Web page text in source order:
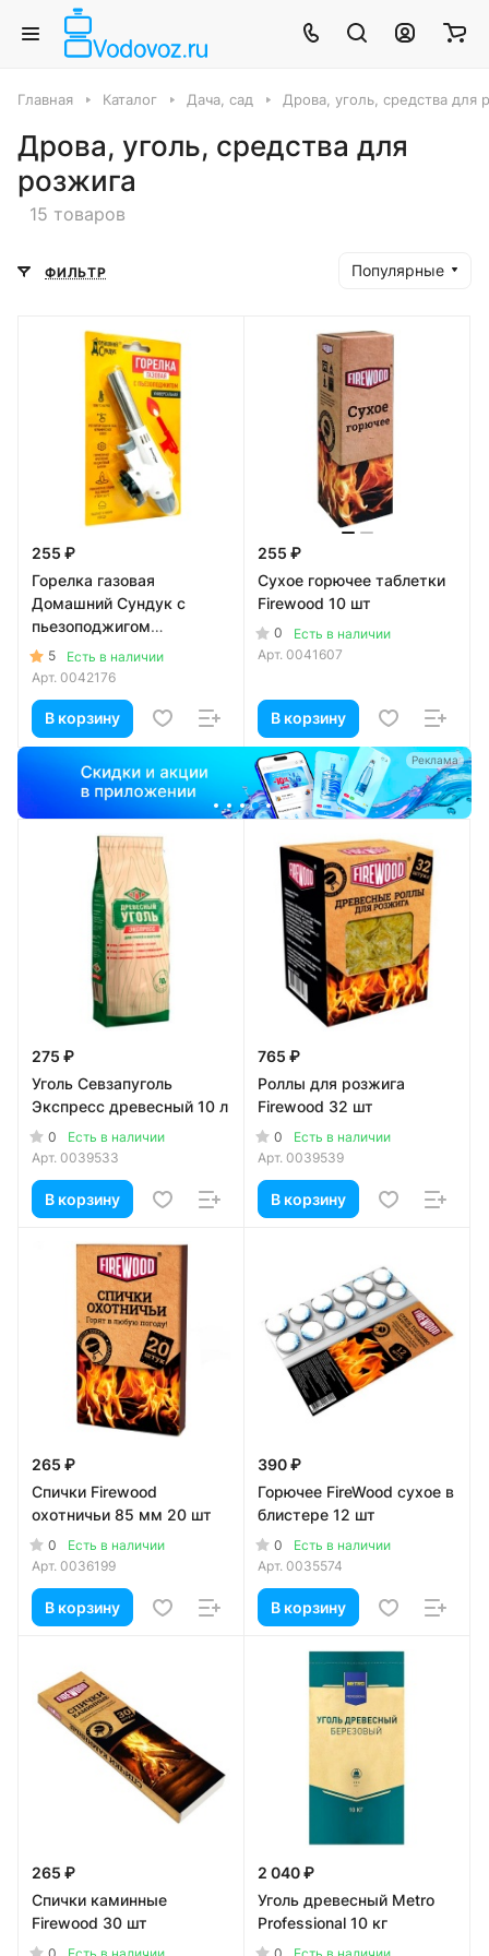
Главная Каталог Дача, сад Дрова, уголь, средства для
Дрова, уголь, средства для
розжига
15 товаров
ФИЛЬТР Популярные
255 ₽
Горелка газовая
Домашний Сундук с
пьезоподжигом
универсальная
5
Есть в наличии
Арт. 0042176
В корзину
Реклама
255 ₽
Сухое горючее таблетки
Firewood 10 шт
0
Есть в наличии
Арт. 0041607
В корзину
275 ₽
Уголь Севзапуголь
Экспресс древесный 10 л
0
Есть в наличии
Арт. 0039533
В корзину
765 ₽
Роллы для розжига
Firewood 32 шт
0
Есть в наличии
Арт. 0039539
В корзину
265 ₽
Спички Firewood
охотничьи 85 мм 20 шт
0
Есть в наличии
Арт. 0036199
В корзину
390 ₽
Горючее FireWood сухое в
блистере 12 шт
0
Есть в наличии
Арт. 0035574
В корзину
265 ₽
Спички каминные
Firewood 30 шт
2 040 ₽
Уголь древесный Metro
Professional 10 кг